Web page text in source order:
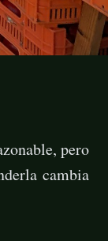
pero
cambia